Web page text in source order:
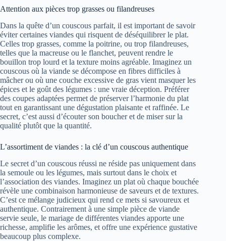
Attention aux pièces trop grasses ou filandreuses
Dans la quête d’un couscous parfait, il est important de savoir
éviter certaines viandes qui risquent de déséquilibrer le plat.
Celles trop grasses, comme la poitrine, ou trop filandreuses,
telles que la macreuse ou le flanchet, peuvent rendre le
bouillon trop lourd et la texture moins agréable. Imaginez un
couscous où la viande se décompose en fibres difficiles à
mâcher ou où une couche excessive de gras vient masquer les
épices et le goût des légumes : une vraie déception. Préférer
des coupes adaptées permet de préserver l’harmonie du plat
tout en garantissant une dégustation plaisante et raffinée. Le
secret, c’est aussi d’écouter son boucher et de miser sur la
qualité plutôt que la quantité.
L’assortiment de viandes : la clé d’un couscous authentique
Le secret d’un couscous réussi ne réside pas uniquement dans
la semoule ou les légumes, mais surtout dans le choix et
l’association des viandes. Imaginez un plat où chaque bouchée
révèle une combinaison harmonieuse de saveurs et de textures.
C’est ce mélange judicieux qui rend ce mets si savoureux et
authentique. Contrairement à une simple pièce de viande
servie seule, le mariage de différentes viandes apporte une
richesse, amplifie les arômes, et offre une expérience gustative
beaucoup plus complexe.